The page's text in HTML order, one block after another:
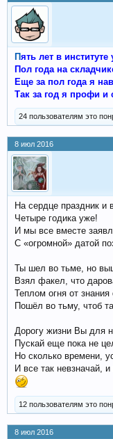
Пять лет в
Пол года на
Еще за пол года я
Так за год я профи и
24 пользователям это
8 июл 2016
На сердце праздник и
Четыре годика уже!
И мы все вместе
С «огромной» датой
Ты шел во тьме, но
Взял факел, что
Теплом огня от знания
Пошёл во тьму, чтоб
Дорогу жизни Вы для
Пускай еще пока не
Но сколько времени,
И все так невзначай,
12 пользователям это
8 июл 2016